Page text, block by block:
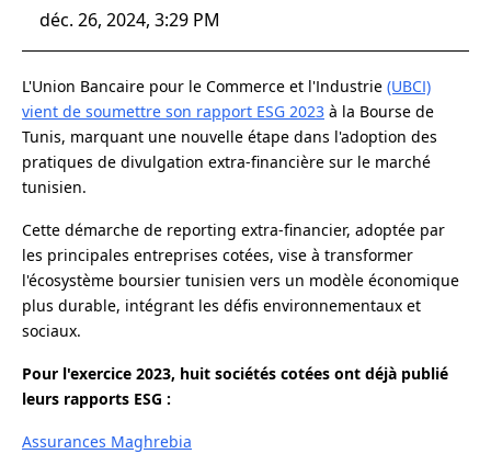
déc. 26, 2024, 3:29 PM
L'Union Bancaire pour le Commerce et l'Industrie (UBCI)
vient de soumettre son rapport ESG 2023 à la Bourse de
Tunis, marquant une nouvelle étape dans l'adoption des
pratiques de divulgation extra-financière sur le marché
tunisien.
Cette démarche de reporting extra-financier, adoptée par
les principales entreprises cotées, vise à transformer
l'écosystème boursier tunisien vers un modèle économique
plus durable, intégrant les défis environnementaux et
sociaux.
Pour l'exercice 2023, huit sociétés cotées ont déjà publié
leurs rapports ESG :
Assurances Maghrebia